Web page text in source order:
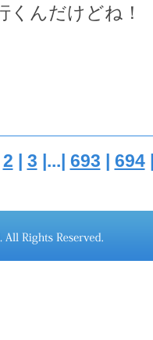
くんだけどね！
2 | 3 |...| 693 | 694